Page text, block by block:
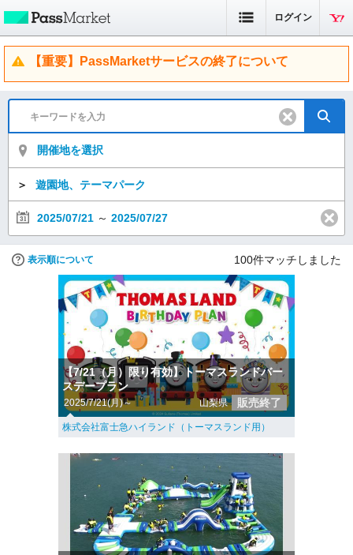
ログイン
【重要】PassMarketサービスの終了について
開催地を選択
＞ 遊園地、テーマパーク
2025/07/21 ～ 2025/07/27
表示順について 100件マッチしました
【7/21（月）限り有効】トーマスランドバー
スデープラン
2025/7/21(月)～ 山梨県 販売終了
株式会社富士急ハイランド（トーマスランド用）